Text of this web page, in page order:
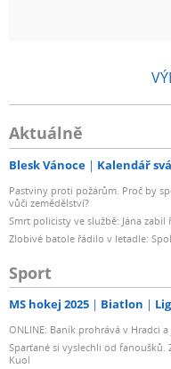
Aktuálně
Blesk Vánoce Kalendář
Pastviny proti požárům. Proč by
vůči zemědělství?
Smrt policisty ve službě: Jána
Zlobivé batole řádilo v letadle:
Sport
MS hokej 2025 Biatlon
ONLINE: Baník prohrává v Hradci
Sparťané si vyslechli od fanoušků.
Kuol